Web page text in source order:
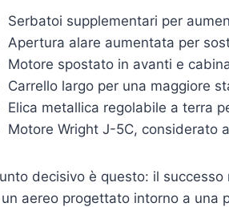
Serbatoi supplementari per
Apertura alare aumentata per
Motore spostato in avanti e
Carrello largo per una maggiore
Elica metallica regolabile a terra
Motore Wright J-5C, considerato
decisivo è questo: il
aereo progettato intorno a una